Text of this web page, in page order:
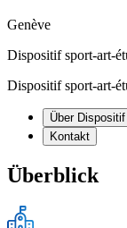
Genève
Dispositif sport-art-
Dispositif sport-art-
Über
Kontakt
Überblick